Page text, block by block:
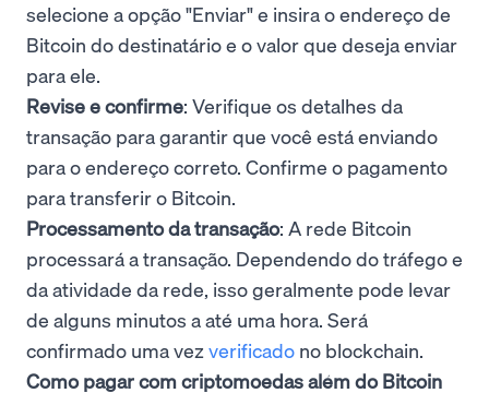
selecione a opção "Enviar" e insira o endereço de
Bitcoin do destinatário e o valor que deseja enviar
para ele.
Revise e confirme: Verifique os detalhes da
transação para garantir que você está enviando
para o endereço correto. Confirme o pagamento
para transferir o Bitcoin.
Processamento da transação: A rede Bitcoin
processará a transação. Dependendo do tráfego e
da atividade da rede, isso geralmente pode levar
de alguns minutos a até uma hora. Será
confirmado uma vez verificado no blockchain.
Como pagar com criptomoedas além do Bitcoin